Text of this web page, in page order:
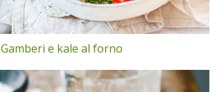
Gamberi e kale al forno